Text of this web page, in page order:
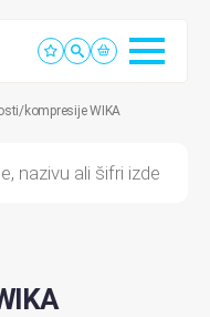
kompresije WIKA